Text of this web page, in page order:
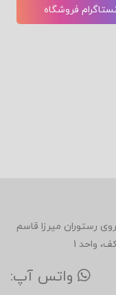
فروشگاه
12 فروردین، روبروی رستوران میرزا قاسم
واحد 1
واتس آپ: